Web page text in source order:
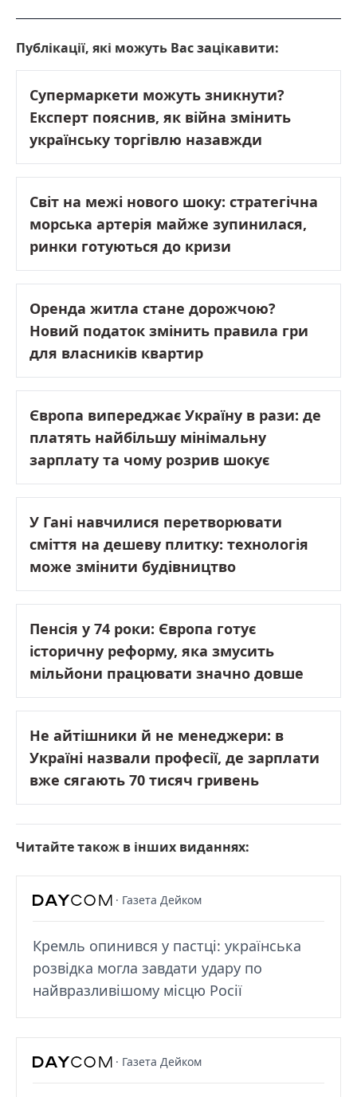
Публікації, які можуть Вас зацікавити:
Супермаркети можуть зникнути?
Експерт пояснив, як війна змінить
українську торгівлю назавжди
Світ на межі нового шоку: стратегічна
морська артерія майже зупинилася,
ринки готуються до кризи
Оренда житла стане дорожчою?
Новий податок змінить правила гри
для власників квартир
Європа випереджає Україну в рази: де
платять найбільшу мінімальну
зарплату та чому розрив шокує
У Гані навчилися перетворювати
сміття на дешеву плитку: технологія
може змінити будівництво
Пенсія у 74 роки: Європа готує
історичну реформу, яка змусить
мільйони працювати значно довше
Не айтішники й не менеджери: в
Україні назвали професії, де зарплати
вже сягають 70 тисяч гривень
Читайте також в інших виданнях:
· Газета Дейком
Кремль опинився у пастці: українська
розвідка могла завдати удару по
найвразливішому місцю Росії
· Газета Дейком